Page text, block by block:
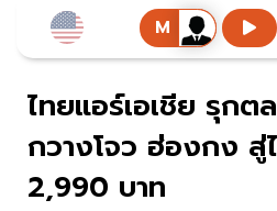
ไทยแอร์เอเชีย รุกต
กวางโจว ฮ่องกง สู่
2,990 บาท